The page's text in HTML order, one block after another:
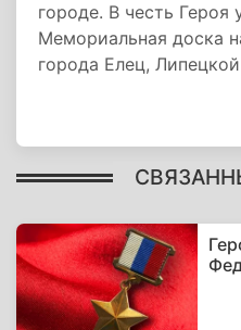
городе. В честь Героя
Мемориальная доска
города Елец,